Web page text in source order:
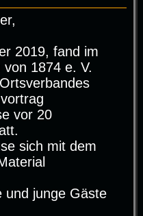
2019, fand im
1874 e. V.
vor 20
sich mit dem
und junge Gäste